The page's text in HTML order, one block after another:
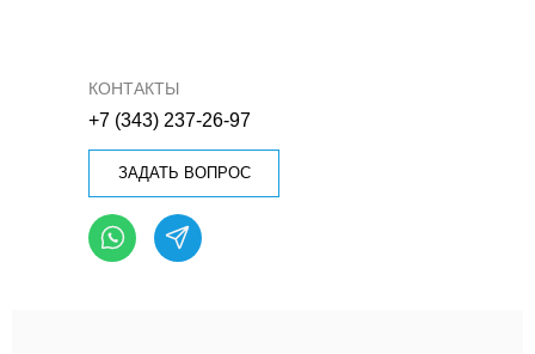
КОНТАКТЫ
ЗАДАТЬ ВОПРОС
+7 (343) 237-26-97